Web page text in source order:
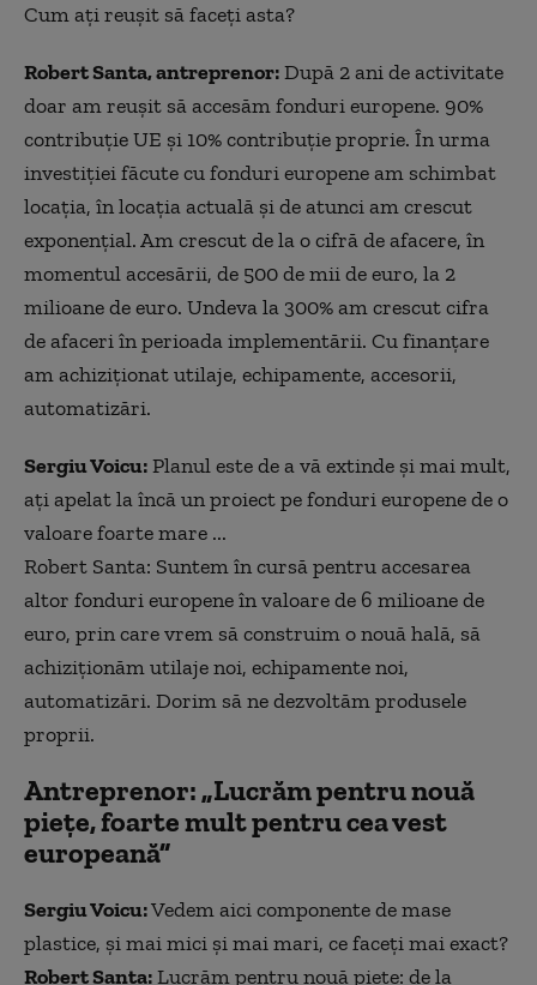
Cum ați reușit să faceți asta?
Robert Santa, antreprenor:După 2 ani de activitate
doar am reușit să accesăm fonduri europene. 90%
contribuție UE și 10% contribuție proprie. În urma
investiției făcute cu fonduri europene am schimbat
locația, în locația actuală și de atunci am crescut
exponențial. Am crescut de la o cifră de afacere, în
momentul accesării, de 500 de mii de euro, la 2
milioane de euro. Undeva la 300% am crescut cifra
de afaceri în perioada implementării. Cu finanțare
am achiziționat utilaje, echipamente, accesorii,
automatizări.
Sergiu Voicu:Planul este de a vă extinde și mai mult,
ați apelat la încă un proiect pe fonduri europene de o
valoare foarte mare ...
Robert Santa: Suntem în cursă pentru accesarea
altor fonduri europene în valoare de 6 milioane de
euro, prin care vrem să construim o nouă hală, să
achiziționăm utilaje noi, echipamente noi,
automatizări. Dorim să ne dezvoltăm produsele
proprii.
Antreprenor: „Lucrăm pentru nouă
piețe, foarte mult pentru cea vest
europeană”
Sergiu Voicu:Vedem aici componente de mase
plastice, și mai mici și mai mari, ce faceți mai exact?
Robert Santa:Lucrăm pentru nouă piețe: de la